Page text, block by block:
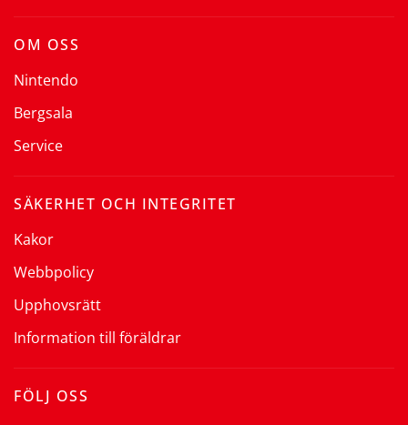
OM OSS
Nintendo
Bergsala
Service
SÄKERHET OCH INTEGRITET
Kakor
Webbpolicy
Upphovsrätt
Information till föräldrar
FÖLJ OSS